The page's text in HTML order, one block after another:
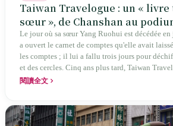
Taiwan Travelogue : un «
sœur », de Chanshan au
Le jour où sa sœur Yang Ruohui est décédée
a ouvert le carnet de comptes qu'elle avait
les comptes ; il lui a fallu trois jours pour
et des cercles. Cinq ans plus tard, Taiwan
Chanshan, portait la mention « par Chihako
traduit un livre inexistant sous le nom de sa
閱讀全文